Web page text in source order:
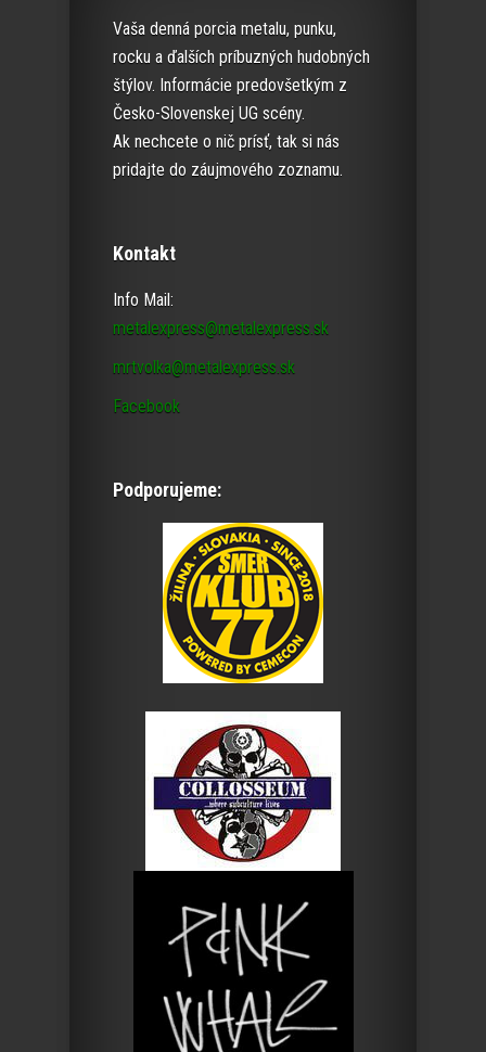
Vaša denná porcia metalu, punku,
rocku a ďalších príbuzných hudobných
štýlov. Informácie predovšetkým z
Česko-Slovenskej UG scény.
Ak nechcete o nič prísť, tak si nás
pridajte do záujmového zoznamu.
Kontakt
Info Mail:
metalexpress@metalexpress.sk
mrtvolka@metalexpress.sk
Facebook
Podporujeme: